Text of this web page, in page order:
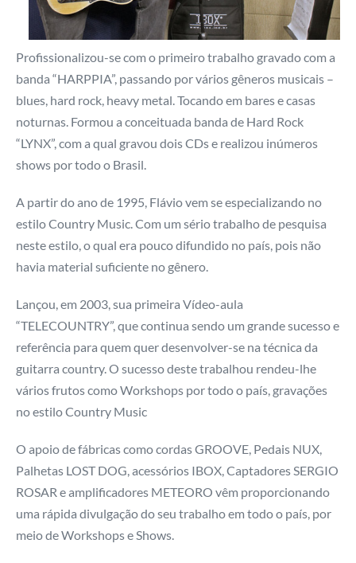
Profissionalizou-se com o primeiro trabalho gravado com a
banda “HARPPIA”, passando por vários gêneros musicais –
blues, hard rock, heavy metal. Tocando em bares e casas
noturnas. Formou a conceituada banda de Hard Rock
“LYNX”, com a qual gravou dois CDs e realizou inúmeros
shows por todo o Brasil.
A partir do ano de 1995, Flávio vem se especializando no
estilo Country Music. Com um sério trabalho de pesquisa
neste estilo, o qual era pouco difundido no país, pois não
havia material suficiente no gênero.
Lançou, em 2003, sua primeira Vídeo-aula
“TELECOUNTRY”, que continua sendo um grande sucesso e
referência para quem quer desenvolver-se na técnica da
guitarra country. O sucesso deste trabalhou rendeu-lhe
vários frutos como Workshops por todo o país, gravações
no estilo Country Music
O apoio de fábricas como cordas GROOVE, Pedais NUX,
Palhetas LOST DOG, acessórios IBOX, Captadores SERGIO
ROSAR e amplificadores METEORO vêm proporcionando
uma rápida divulgação do seu trabalho em todo o país, por
meio de Workshops e Shows.